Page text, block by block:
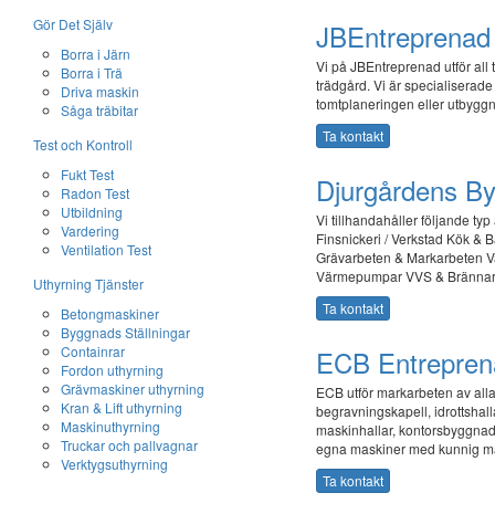
Gör Det Själv
Borra i Järn
Borra i Trä
Driva maskin
Såga träbitar
Test och Kontroll
Fukt Test
Radon Test
Utbildning
Vardering
Ventilation Test
Uthyrning Tjänster
Betongmaskiner
Byggnads Ställningar
Containrar
Fordon uthyrning
Grävmaskiner uthyrning
Kran & Lift uthyrning
Maskinuthyrning
Truckar och pallvagnar
Verktygsuthyrning
JBEntreprenad
Vi på JBEntreprenad utför
trädgård. Vi är
tomtplaneringen eller
Ta kontakt
Djurgårdens
Vi tillhandahåller följande
Finsnickeri / Verkstad Kök &
Grävarbeten & Markarbeten
Värmepumpar VVS &
Ta kontakt
ECB
ECB utför markarbeten av
begravningskapell,
maskinhallar,
egna maskiner med kunnig
Ta kontakt